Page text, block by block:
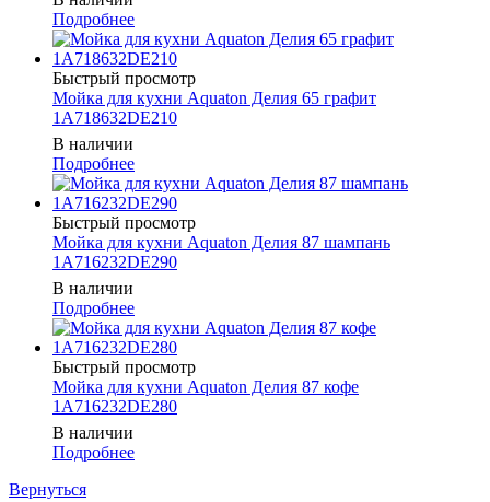
Подробнее
Быстрый просмотр
Мойка для кухни Aquaton Делия 65 графит
1A718632DE210
В наличии
Подробнее
Быстрый просмотр
Мойка для кухни Aquaton Делия 87 шампань
1A716232DE290
В наличии
Подробнее
Быстрый просмотр
Мойка для кухни Aquaton Делия 87 кофе
1A716232DE280
В наличии
Подробнее
Вернуться